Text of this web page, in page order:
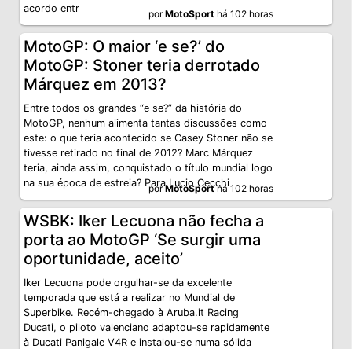
acordo entr
porMotoSport há 102 horas
MotoGP: O maior ‘e se?’ do
MotoGP: Stoner teria derrotado
Márquez em 2013?
Entre todos os grandes “e se?” da história do
MotoGP, nenhum alimenta tantas discussões como
este: o que teria acontecido se Casey Stoner não se
tivesse retirado no final de 2012? Marc Márquez
teria, ainda assim, conquistado o título mundial logo
na sua época de estreia? Para Lucio Cecchi
porMotoSporthá 102 horas
WSBK: Iker Lecuona não fecha a
porta ao MotoGP ‘Se surgir uma
oportunidade, aceito’
Iker Lecuona pode orgulhar-se da excelente
temporada que está a realizar no Mundial de
Superbike. Recém-chegado à Aruba.it Racing
Ducati, o piloto valenciano adaptou-se rapidamente
à Ducati Panigale V4R e instalou-se numa sólida